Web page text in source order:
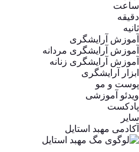
ساعت‌
دقیقه
ثانیه
آموزش آرایشگری
آموزش آرایشگری مردانه
آموزش آرایشگری زنانه
ابزار آرایشگری
پوست و مو
ویدئو آموزشی
پادکست
سایر
آکادمی مهبد استایل